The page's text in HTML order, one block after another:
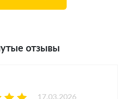
отзывы
17.03.2026